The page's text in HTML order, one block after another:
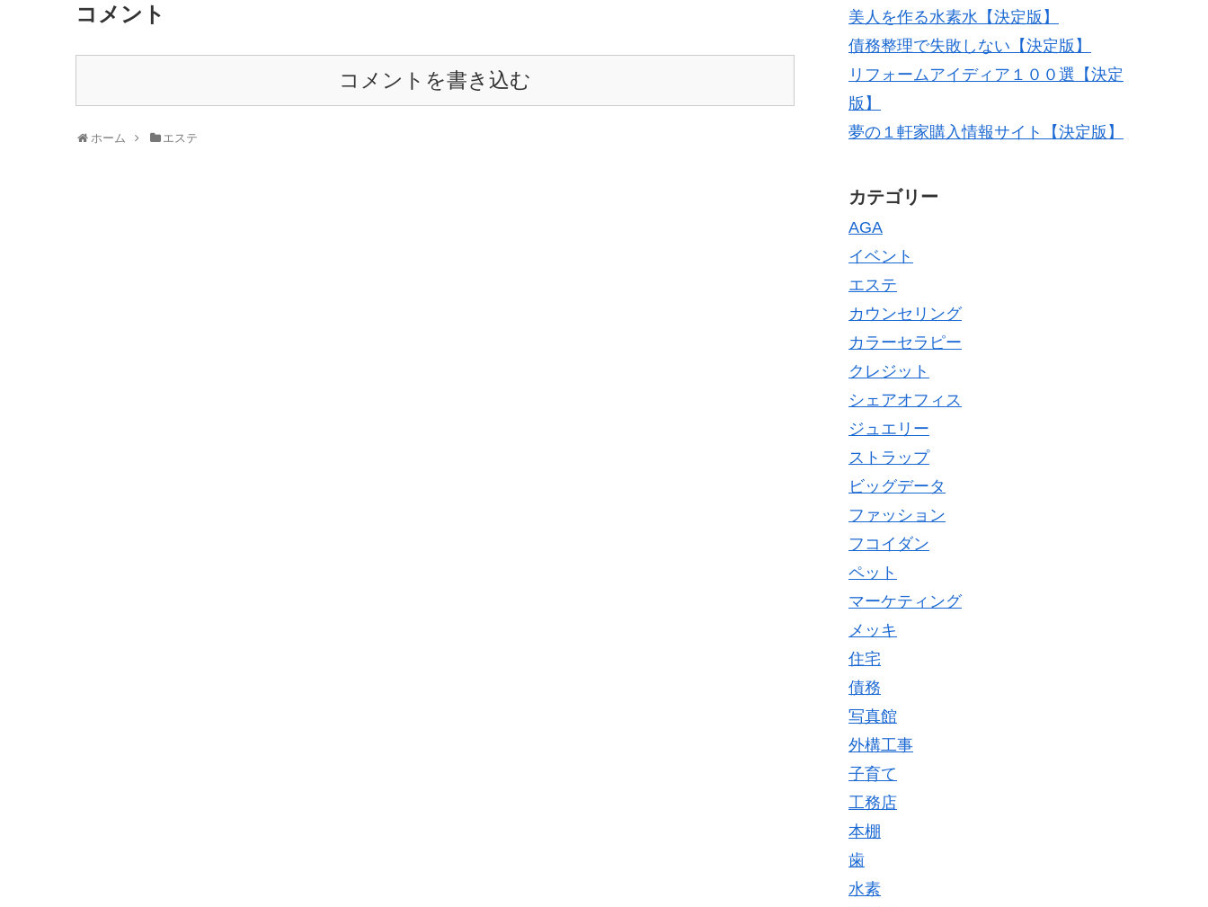
コメント
コメントを書き込む
ホーム エステ
美人を作る水素水【決定版】
債務整理で失敗しない【決定版】
リフォームアイディア１００選【決定
版】
夢の１軒家購入情報サイト【決定版】
カテゴリー
AGA
イベント
エステ
カウンセリング
カラーセラピー
クレジット
シェアオフィス
ジュエリー
ストラップ
ビッグデータ
ファッション
フコイダン
ペット
マーケティング
メッキ
住宅
債務
写真館
外構工事
子育て
工務店
本棚
歯
水素